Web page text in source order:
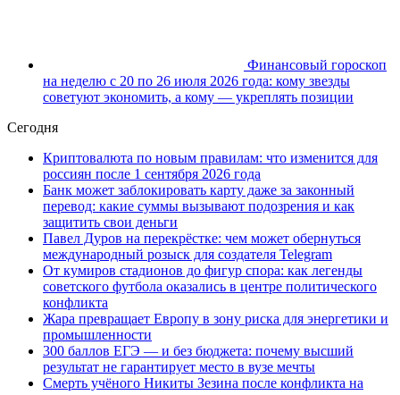
Финансовый гороскоп
на неделю с 20 по 26 июля 2026 года: кому звезды
советуют экономить, а кому — укреплять позиции
Сегодня
Криптовалюта по новым правилам: что изменится для
россиян после 1 сентября 2026 года
Банк может заблокировать карту даже за законный
перевод: какие суммы вызывают подозрения и как
защитить свои деньги
Павел Дуров на перекрёстке: чем может обернуться
международный розыск для создателя Telegram
От кумиров стадионов до фигур спора: как легенды
советского футбола оказались в центре политического
конфликта
Жара превращает Европу в зону риска для энергетики и
промышленности
300 баллов ЕГЭ — и без бюджета: почему высший
результат не гарантирует место в вузе мечты
Смерть учёного Никиты Зезина после конфликта на